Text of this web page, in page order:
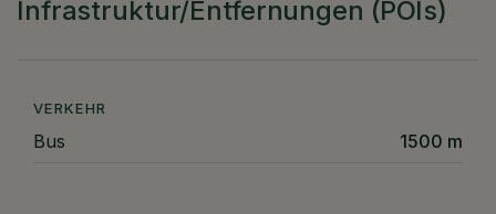
Infrastruktur/Entfernungen (POIs)
VERKEHR
Bus 1500 m